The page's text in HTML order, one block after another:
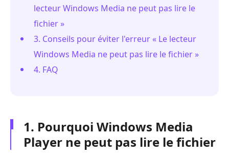
lecteur Windows Media ne peut pas lire le
fichier »
3. Conseils pour éviter l'erreur « Le lecteur
Windows Media ne peut pas lire le fichier »
4. FAQ
1. Pourquoi Windows Media
Player ne peut pas lire le fichier